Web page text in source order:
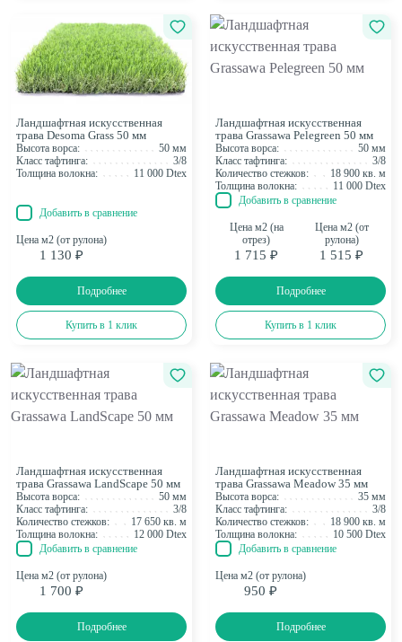
Ландшафтная искусственная
трава Desoma Grass 50 мм
Высота ворса:
50 мм
Класс тафтинга:
3/8
Толщина волокна:
11 000 Dtex
Добавить в сравнение
Цена м2 (от рулона)
1 130 ₽
Подробнее
Купить в 1 клик
Ландшафтная искусственная
трава Grassawa Pelegreen 50 мм
Высота ворса:
50 мм
Класс тафтинга:
3/8
Количество стежков:
18 900 кв. м
Толщина волокна:
11 000 Dtex
Добавить в сравнение
Цена м2 (на
отрез)
1 715 ₽
Цена м2 (от
рулона)
1 515 ₽
Подробнее
Купить в 1 клик
Ландшафтная искусственная
трава Grassawa LandScape 50 мм
Высота ворса:
50 мм
Класс тафтинга:
3/8
Количество стежков:
17 650 кв. м
Толщина волокна:
12 000 Dtex
Добавить в сравнение
Цена м2 (от рулона)
1 700 ₽
Подробнее
Ландшафтная искусственная
трава Grassawa Meadow 35 мм
Высота ворса:
35 мм
Класс тафтинга:
3/8
Количество стежков:
18 900 кв. м
Толщина волокна:
10 500 Dtex
Добавить в сравнение
Цена м2 (от рулона)
950 ₽
Подробнее